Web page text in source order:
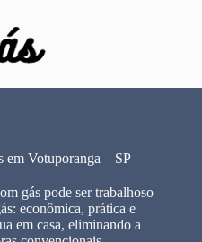
Votuporanga – SP
gás pode ser trabalhoso
econômica, prática e
em casa, eliminando a